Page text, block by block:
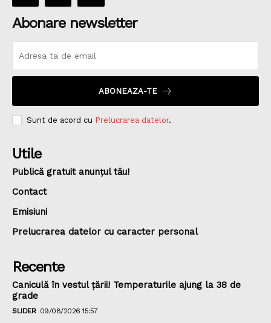
Abonare newsletter
ABONEAZA-TE
Sunt de acord cu Prelucrarea datelor.
Utile
Publică gratuit anunțul tău!
Contact
Emisiuni
Prelucrarea datelor cu caracter personal
Recente
Caniculă în vestul țării! Temperaturile ajung la 38 de
grade
SLIDER 09/08/2026 15:57